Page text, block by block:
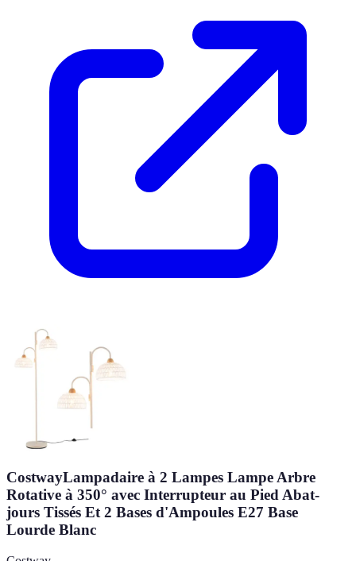
CostwayLampadaire à 2 Lampes Lampe Arbre
Rotative à 350° avec Interrupteur au Pied Abat-
jours Tissés Et 2 Bases d'Ampoules E27 Base
Lourde Blanc